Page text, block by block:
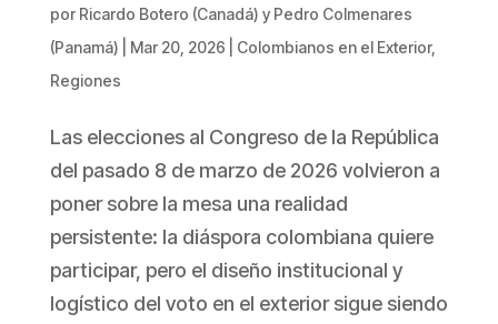
por Ricardo Botero (Canadá) y Pedro Colmenares
(Panamá)
Mar 20, 2026 Colombianos en el Exterior,
Regiones
Las elecciones al Congreso de la República
del pasado 8 de marzo de 2026 volvieron a
poner sobre la mesa una realidad
persistente: la diáspora colombiana quiere
participar, pero el diseño institucional y
logístico del voto en el exterior sigue siendo